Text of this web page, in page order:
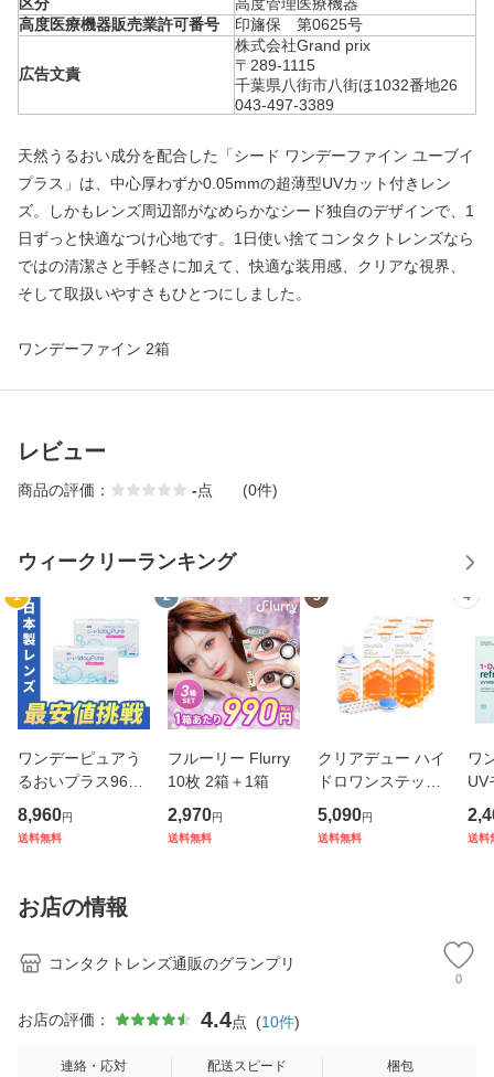
高度医療機器販売業許可番号
印旛保 第0625号
広告文責
株式会社Grand prix
〒289-1115
千葉県八街市八街ほ1032番地26
043-497-3389
天然うるおい成分を配合した「シード ワンデーファイン ユーブイ
プラス」は、中心厚わずか0.05mmの超薄型UVカット付きレン
ズ。しかもレンズ周辺部がなめらかなシード独自のデザインで、1
日ずっと快適なつけ心地です。1日使い捨てコンタクトレンズなら
ではの清潔さと手軽さに加えて、快適な装用感、クリアな視界、
そして取扱いやすさもひとつにしました。
ワンデーファイン 2箱
レビュー
商品の評価： -点 (0件)
ウィークリーランキング
1
ワンデーピュアう
るおいプラス96枚
2箱
8,960円
送料無料
2
フルーリー Flurry
10枚 2箱＋1箱
2,970円
送料無料
3
クリアデュー ハイ
ドロワンステップ
6箱
5,090円
送料無料
4
ワ
UV
2箱
送料
お店の情報
コンタクトレンズ通販のグランプリ
0
お店の評価： 4.4点 (10件)
連絡・応対 配送スピード 梱包